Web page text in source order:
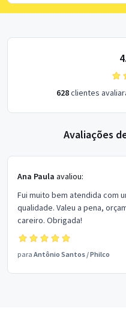
628clientes
Avaliações
Ana Paula avaliou:
Fui muito bem atendida com
qualidade. Valeu a pena,
careiro. Obrigada!
para Antônio Santos /Philco